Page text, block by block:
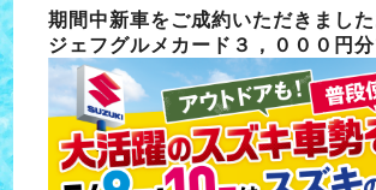
期間中新車をご成約いただきまし
ジェフグルメカード３，０００円